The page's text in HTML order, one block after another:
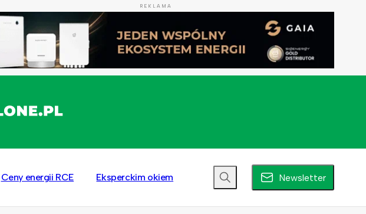
REKLAMA
Ceny energii RCE Eksperckim okiem Newsletter